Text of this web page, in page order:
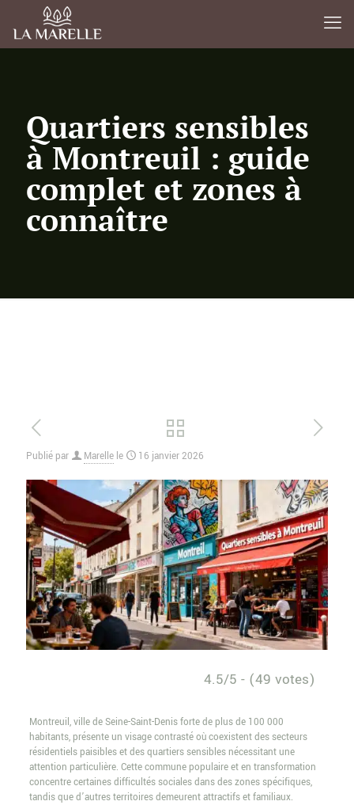
Quartiers sensibles
à Montreuil : guide
complet et zones à
connaître
Publié par Marelle le 16 janvier 2026
4.5/5 - (49 votes)
Montreuil, ville de Seine-Saint-Denis forte de plus de 100 000
habitants, présente un visage contrasté où coexistent des secteurs
résidentiels paisibles et des quartiers sensibles nécessitant une
attention particulière. Cette commune populaire et en transformation
concentre certaines difficultés sociales dans des zones spécifiques,
tandis que d’autres territoires demeurent attractifs et familiaux.